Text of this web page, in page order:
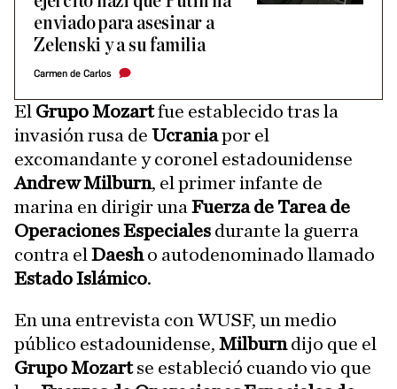
enviado para asesinar a
Zelenski y a su familia
Carmen de Carlos
El Grupo Mozartfue establecido tras la
invasión rusa de Ucraniapor el
excomandante y coronel estadounidense
Andrew Milburn, el primer infante de
marina en dirigir una Fuerza de Tarea de
Operaciones Especiales durante la guerra
contra el Daesho autodenominado llamado
Estado Islámico.
En una entrevista con WUSF, un medio
público estadounidense, Milburndijo que el
Grupo Mozartse estableció cuando vio que